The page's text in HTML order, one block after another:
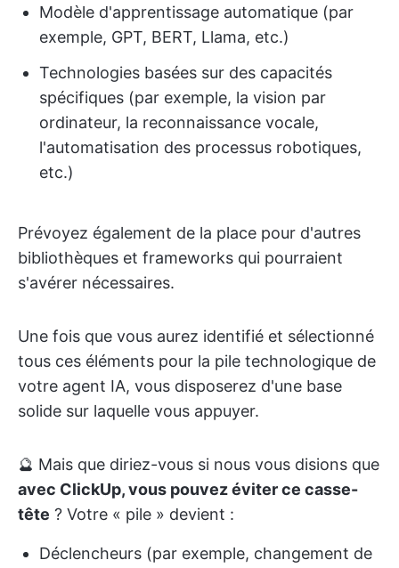
Modèle d'apprentissage automatique (par
exemple, GPT, BERT, Llama, etc.)
Technologies basées sur des capacités
spécifiques (par exemple, la vision par
ordinateur, la reconnaissance vocale,
l'automatisation des processus robotiques,
etc.)
Prévoyez également de la place pour d'autres
bibliothèques et frameworks qui pourraient
s'avérer nécessaires.
Une fois que vous aurez identifié et sélectionné
tous ces éléments pour la pile technologique de
votre agent IA, vous disposerez d'une base
solide sur laquelle vous appuyer.
🔮 Mais que diriez-vous si nous vous disions que
avec ClickUp, vous pouvez éviter ce casse-
tête ? Votre « pile » devient :
Déclencheurs (par exemple, changement de